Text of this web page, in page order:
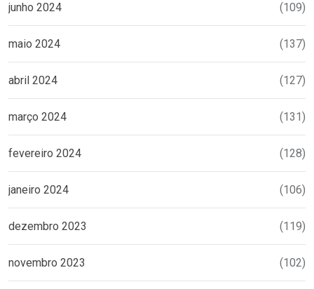
junho 2024 (109)
maio 2024 (137)
abril 2024 (127)
março 2024 (131)
fevereiro 2024 (128)
janeiro 2024 (106)
dezembro 2023 (119)
novembro 2023 (102)